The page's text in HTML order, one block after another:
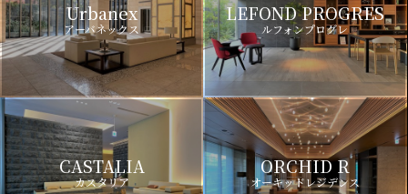
Urbanex
アーバネックス
LEFOND PROGRES
ルフォンプログレ
CASTALIA
カスタリア
ORCHID R
オーキッドレジデンス